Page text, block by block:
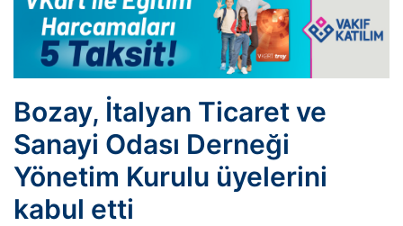
Bozay, İtalyan Ticaret ve
Sanayi Odası Derneği
Yönetim Kurulu üyelerini
kabul etti